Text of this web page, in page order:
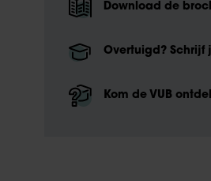
Download de
Overtuigd? Schrijf
Kom de VUB